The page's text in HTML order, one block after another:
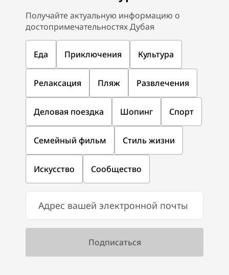
Получайте актуальную информацию о
достопримечательностях Дубая
Еда Приключения Культура
Релаксация Пляж Развлечения
Деловая поездка Шопинг Спорт
Семейный фильм Стиль жизни
Искусство Сообщество